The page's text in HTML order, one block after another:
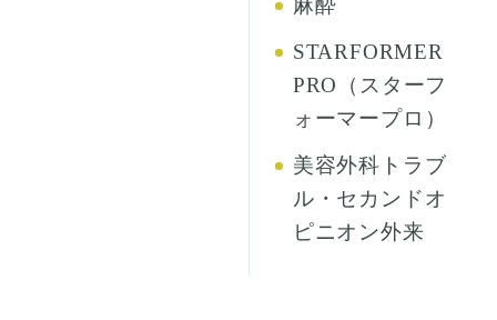
麻酔
STARFORMER
PRO（スターフ
ォーマープロ）
美容外科トラブ
ル・セカンドオ
ピニオン外来